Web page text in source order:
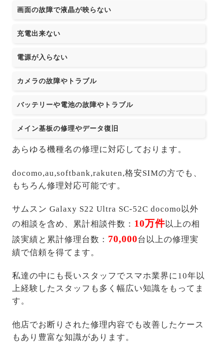
画面の故障で液晶が映らない
充電出来ない
電源が入らない
カメラの故障やトラブル
バッテリーや電池の故障やトラブル
メイン基板の修理やデータ復旧
あらゆる機種名の修理に対応しております。
docomo,au,softbank,rakuten,格安SIMの方でも、
もちろん修理対応可能です。
サムスン Galaxy S22 Ultra SC-52C docomo以外
の相談を含め、累計相談件数： 10万件以上の相
談実績と累計修理台数： 70,000台以上の修理実
績で信頼を得てます。
私達の中にも長いスタッフでスマホ業界に10年以
上経験したスタッフも多く幅広い知識をもってま
す。
他店でお断りされた修理内容でも改善したケース
もあり豊富な知識があります。